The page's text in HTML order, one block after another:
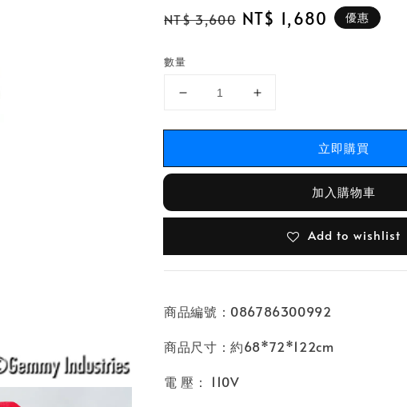
Regular
NT$ 3,600 Sale
NT$ 1,680 優惠
數量
立即購買
加入購物車
Add to wishlist
商品編號：086786300992
商品尺寸：約68*72*122cm
電 壓： 110V